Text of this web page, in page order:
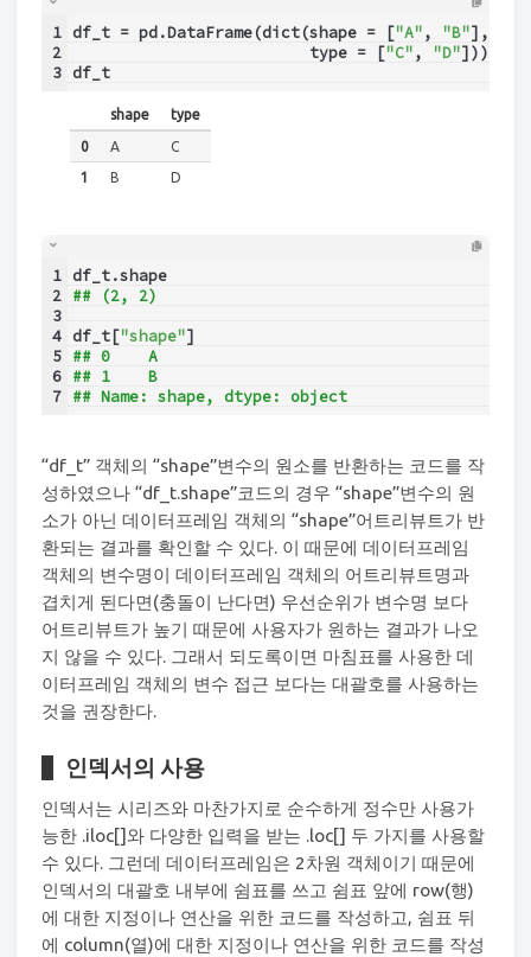
1
2
3
df_t = pd.DataFrame(dict(shape = ["A", "B"],
                         type = [
"C", "D"]))
df_t
shape type
0 A
C
1
B D
1
2
3
4
5
6
7
df_t.shape
## (2, 2)
df_t["shape"]
## 0    A
## 1    B
## Name: shape, dtype: object
“df_t” 객체의 “shape”변수의 원소를 반환하는 코드를 작
성하였으나 “df_t.shape”코드의 경우 “shape”변수의 원
소가 아닌 데이터프레임 객체의 “shape”어트리뷰트가 반
환되는 결과를 확인할 수 있다. 이 때문에 데이터프레임
객체의 변수명이 데이터프레임 객체의 어트리뷰트명과
겹치게 된다면(충돌이 난다면) 우선순위가 변수명 보다
어트리뷰트가 높기 때문에 사용자가 원하는 결과가 나오
지 않을 수 있다. 그래서 되도록이면 마침표를 사용한 데
이터프레임 객체의 변수 접근 보다는 대괄호를 사용하는
것을 권장한다.
인덱서의 사용
인덱서는 시리즈와 마찬가지로 순수하게 정수만 사용가
능한 .iloc[]와 다양한 입력을 받는 .loc[] 두 가지를 사용할
수 있다. 그런데 데이터프레임은 2차원 객체이기 때문에
인덱서의 대괄호 내부에 쉼표를 쓰고 쉼표 앞에 row(행)
에 대한 지정이나 연산을 위한 코드를 작성하고, 쉼표 뒤
에 column(열)에 대한 지정이나 연산을 위한 코드를 작성